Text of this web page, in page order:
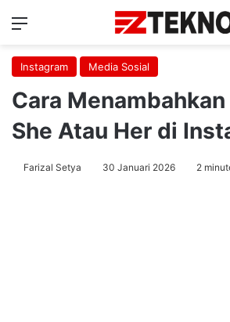
Menu
Instagram Media Sosial
Cara
She Atau Her di
Farizal Setya 30 Januari 2026 2